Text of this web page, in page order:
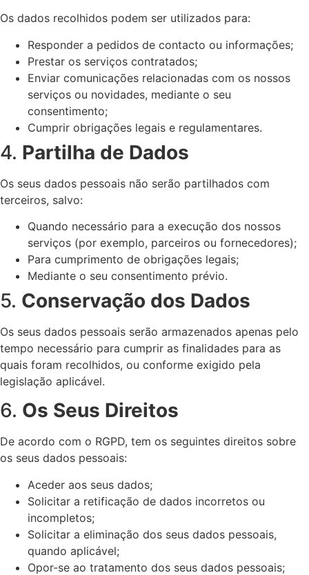
Os dados recolhidos podem ser utilizados para:
Responder a pedidos de contacto ou informações;
Prestar os serviços contratados;
Enviar comunicações relacionadas com os nossos
serviços ou novidades, mediante o seu
consentimento;
Cumprir obrigações legais e regulamentares.
4. Partilha de Dados
Os seus dados pessoais não serão partilhados com
terceiros, salvo:
Quando necessário para a execução dos nossos
serviços (por exemplo, parceiros ou fornecedores);
Para cumprimento de obrigações legais;
Mediante o seu consentimento prévio.
5. Conservação dos Dados
Os seus dados pessoais serão armazenados apenas pelo
tempo necessário para cumprir as finalidades para as
quais foram recolhidos, ou conforme exigido pela
legislação aplicável.
6. Os Seus Direitos
De acordo com o RGPD, tem os seguintes direitos sobre
os seus dados pessoais:
Aceder aos seus dados;
Solicitar a retificação de dados incorretos ou
incompletos;
Solicitar a eliminação dos seus dados pessoais,
quando aplicável;
Opor-se ao tratamento dos seus dados pessoais;